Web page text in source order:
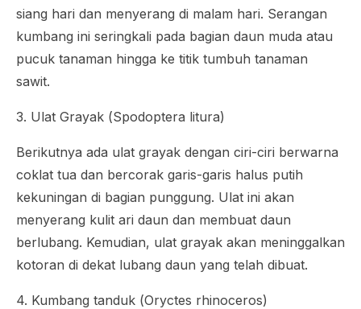
siang hari dan menyerang di malam hari. Serangan
kumbang ini seringkali pada bagian daun muda atau
pucuk tanaman hingga ke titik tumbuh tanaman
sawit.
3. Ulat Grayak (Spodoptera litura)
Berikutnya ada ulat grayak dengan ciri-ciri berwarna
coklat tua dan bercorak garis-garis halus putih
kekuningan di bagian punggung. Ulat ini akan
menyerang kulit ari daun dan membuat daun
berlubang. Kemudian, ulat grayak akan meninggalkan
kotoran di dekat lubang daun yang telah dibuat.
4. Kumbang tanduk (Oryctes rhinoceros)